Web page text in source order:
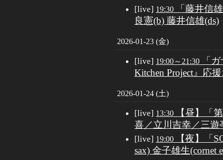
[live] 19:30 「藤井信
良憲(b) 藤井信雄(ds)
2026-01-23 (金)
[live] 19:00～21:30 「
Kitchen Project』応
2026-01-24 (土)
[live] 13:30 【昼】「
喜／立川吉幸／三遊
[live] 19:00 【夜】「
sax) 金子雄生(cornet